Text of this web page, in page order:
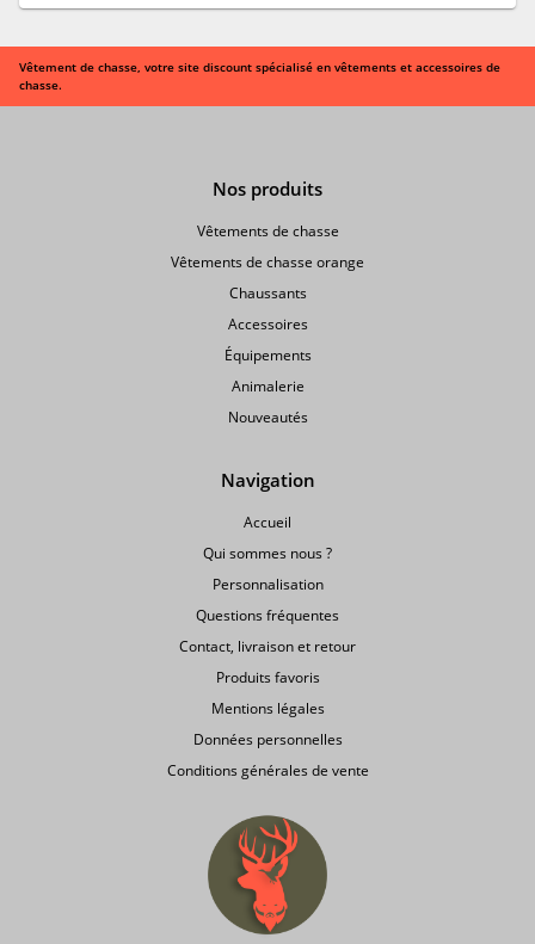
Vêtement de chasse, votre site discount spécialisé en vêtements et accessoires de
chasse.
Nos produits
Vêtements de chasse
Vêtements de chasse orange
Chaussants
Accessoires
Équipements
Animalerie
Nouveautés
Navigation
Accueil
Qui sommes nous ?
Personnalisation
Questions fréquentes
Contact, livraison et retour
Produits favoris
Mentions légales
Données personnelles
Conditions générales de vente